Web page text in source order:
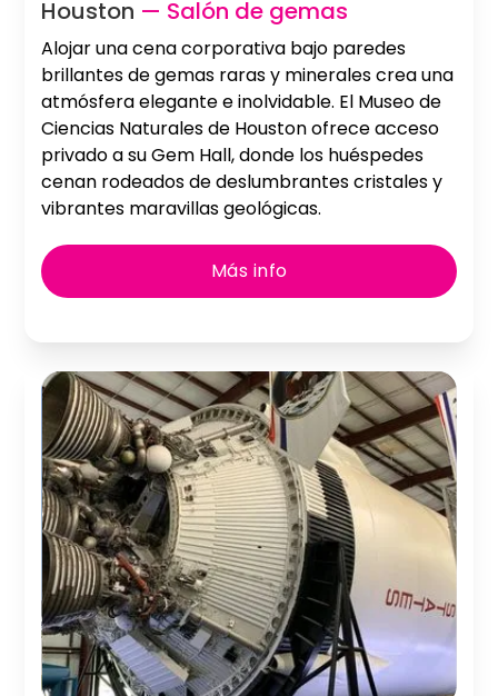
Houston — Salón de gemas
Alojar una cena corporativa bajo paredes
brillantes de gemas raras y minerales crea una
atmósfera elegante e inolvidable. El Museo de
Ciencias Naturales de Houston ofrece acceso
privado a su Gem Hall, donde los huéspedes
cenan rodeados de deslumbrantes cristales y
vibrantes maravillas geológicas.
Más info